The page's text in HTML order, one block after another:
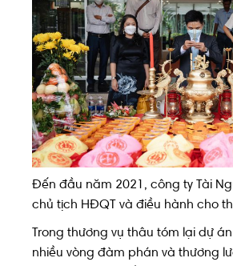
Đến đầu năm 2021, công ty Tài
chủ tịch HĐQT và điều hành cho
Trong thương vụ thâu tóm lại dự
nhiều vòng đàm phán và thương